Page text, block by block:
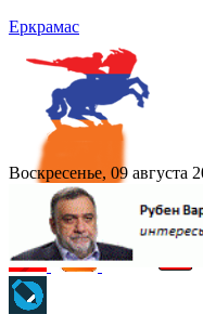
Еркрамас
Воскресенье, 09 августа